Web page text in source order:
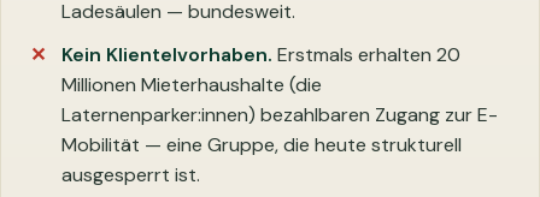
Ladesäulen — bundesweit.
Kein Klientelvorhaben. Erstmals erhalten 20
Millionen Mieterhaushalte (die
Laternenparker:innen) bezahlbaren Zugang zur E-
Mobilität — eine Gruppe, die heute strukturell
ausgesperrt ist.